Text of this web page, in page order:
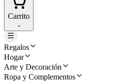
Carrito
-
Regalos
Hogar
Arte y Decoración
Ropa y Complementos